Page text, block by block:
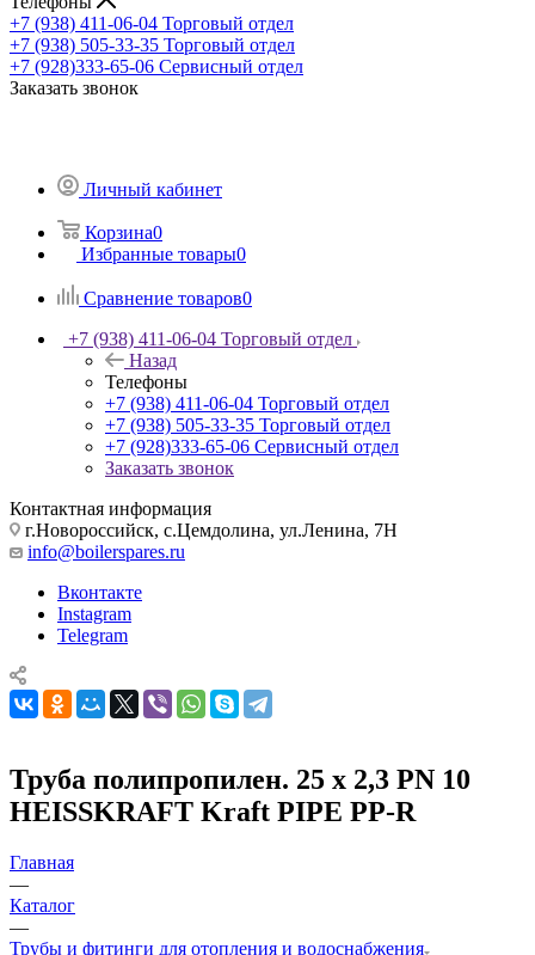
+7 (938) 411-06-04 Торговый отдел
+7 (938) 505-33-35 Торговый отдел
+7 (928)333-65-06 Сервисный отдел
Заказать звонок
Личный кабинет
Корзина0
Избранные товары0
Сравнение товаров0
+7 (938) 411-06-04 Торговый отдел
Назад
Телефоны
+7 (938) 411-06-04 Торговый отдел
+7 (938) 505-33-35 Торговый отдел
+7 (928)333-65-06 Сервисный отдел
Заказать звонок
Контактная информация
г.Новороссийск, с.Цемдолина, ул.Ленина, 7Н
info@boilerspares.ru
Вконтакте
Instagram
Telegram
Труба полипропилен. 25 х 2,3 PN 10
HEISSKRAFT Kraft PIPE PP-R
Главная
—
Каталог
—
Трубы и фитинги для отопления и водоснабжения